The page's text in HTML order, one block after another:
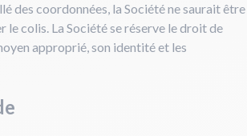
des coordonnées, la Société ne saurait être
colis. La Société se réserve le droit de
approprié, son identité et les